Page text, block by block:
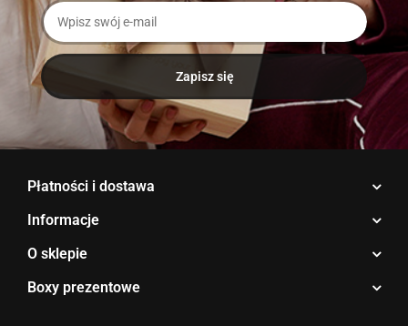
Płatności i dostawa
Informacje
O sklepie
Boxy prezentowe